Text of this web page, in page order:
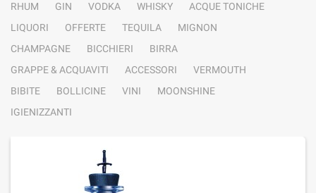
RHUM GIN VODKA WHISKY
ACQUE TONICHE
LIQUORI
OFFERTE TEQUILA
MIGNON
CHAMPAGNE
BICCHIERI
BIRRA
GRAPPE & ACQUAVITI
ACCESSORI
VERMOUTH
BIBITE
BOLLICINE VINI
MOONSHINE
IGIENIZZANTI